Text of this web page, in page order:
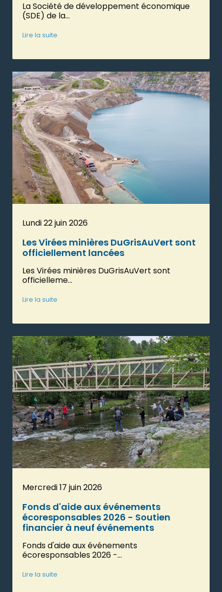
La Société de développement économique
(SDE) de la...
Lire la suite
Lundi 22 juin 2026
Les Virées minières DuGrisAuVert sont
officiellement lancées
Les Virées minières DuGrisAuVert sont
officielleme...
Lire la suite
Mercredi 17 juin 2026
Fonds d'aide aux événements
écoresponsables 2026 - Soutien
financier à neuf événements
Fonds d'aide aux événements
écoresponsables 2026 -...
Lire la suite